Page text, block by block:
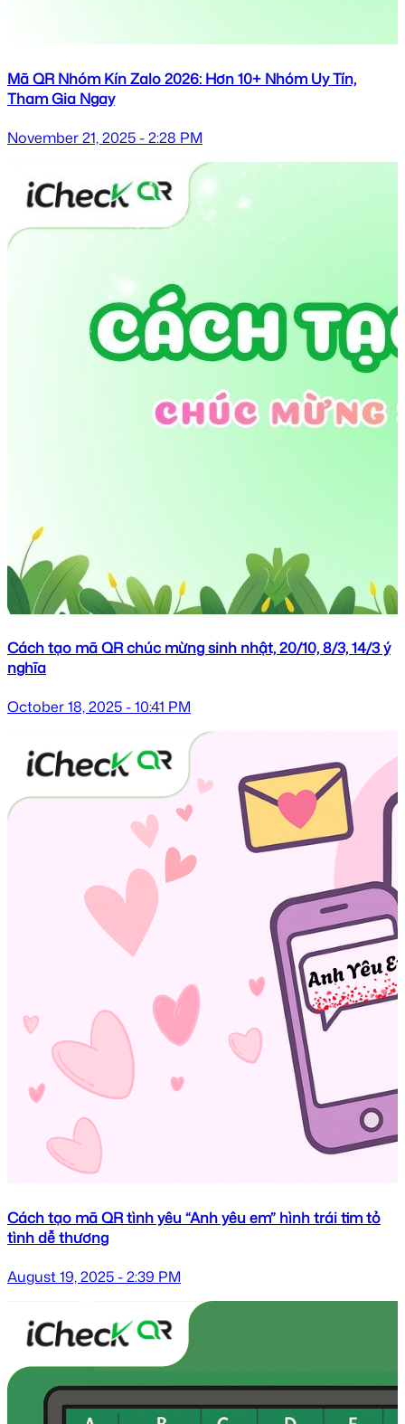
Mã QR Nhóm Kín Zalo 2026: Hơn 10+ Nhóm Uy Tín,
Tham Gia Ngay
November 21, 2025 - 2:28 PM
Cách tạo mã QR chúc mừng sinh nhật, 20/10, 8/3, 14/3 ý
nghĩa
October 18, 2025 - 10:41 PM
Cách tạo mã QR tình yêu “Anh yêu em” hình trái tim tỏ
tình dễ thương
August 19, 2025 - 2:39 PM